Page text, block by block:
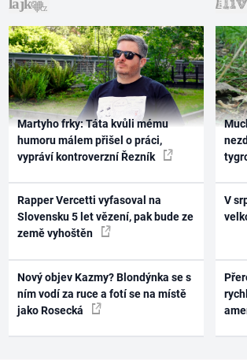
Martyho frky: Táta kvůli mému
humoru málem přišel o práci,
vypráví kontroverzní Řezník
Rapper Vercetti vyfasoval na
Slovensku 5 let vězení, pak bude ze
země vyhoštěn
Nový objev Kazmy? Blondýnka se s
ním vodí za ruce a fotí se na místě
jako Rosecká
V